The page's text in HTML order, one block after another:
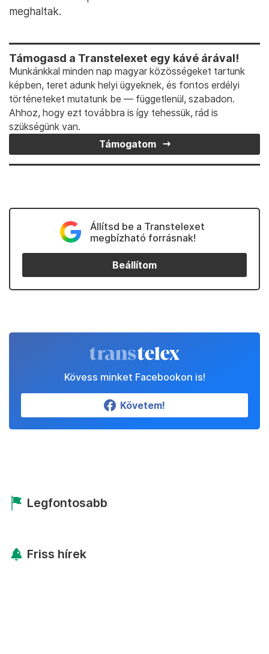
meghaltak.
Támogasd a Transtelexet egy kávé árával!
Munkánkkal minden nap magyar közösségeket tartunk
képben, teret adunk helyi ügyeknek, és fontos erdélyi
történeteket mutatunk be — függetlenül, szabadon.
Ahhoz, hogy ezt továbbra is így tehessük, rád is
szükségünk van.
Támogatom
Állítsd be a Transtelexet
megbízható forrásnak!
Beállítom
Kövess minket Facebookon is!
Követem!
Legfontosabb
Friss hírek